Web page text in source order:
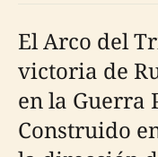
El Arco del
victoria de
en la Guerra
Construido